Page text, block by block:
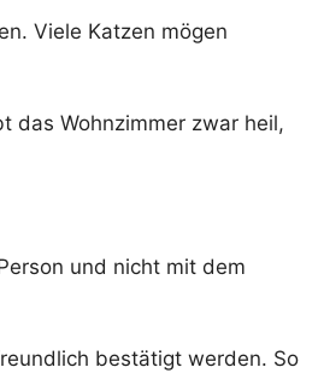
Viele Katzen mögen
das Wohnzimmer zwar heil,
und nicht mit dem
bestätigt werden. So